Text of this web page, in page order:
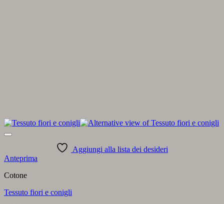
Aggiungi alla lista dei desideri
Anteprima
Cotone
Tessuto fiori e conigli